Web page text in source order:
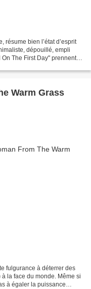
résume bien l’état d’esprit
dépouillé, empli
The First Day" prennent
Warm Grass
fulgurance à déterrer des
la face du monde. Même si
à égaler la puissance